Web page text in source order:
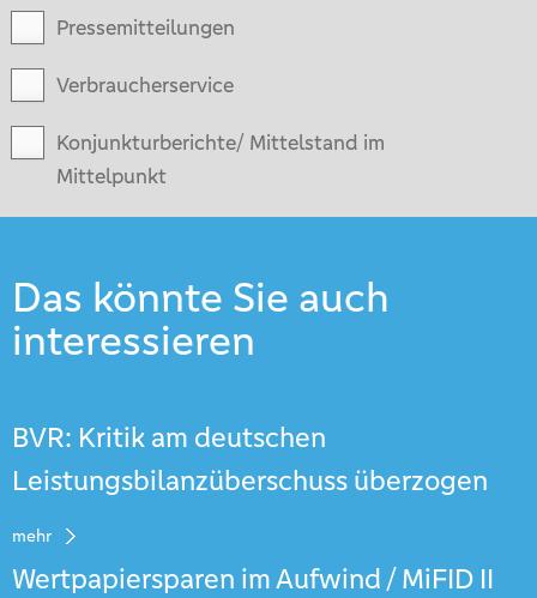
Pressemitteilungen
Verbraucherservice
Konjunkturberichte/ Mittelstand im
Mittelpunkt
Das könnte Sie auch
interessieren
BVR: Kritik am deutschen
Leistungsbilanzüberschuss überzogen
mehr
Wertpapiersparen im Aufwind / MiFID II